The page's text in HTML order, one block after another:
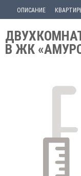
ОПИСАНИЕ
В ЖК